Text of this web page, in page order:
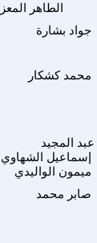
الطاهر المعز
جواد بشارة
محمد كشكار
عبد المجيد
إسماعيل الشهاوي
ميمون الواليدي
صابر محمد